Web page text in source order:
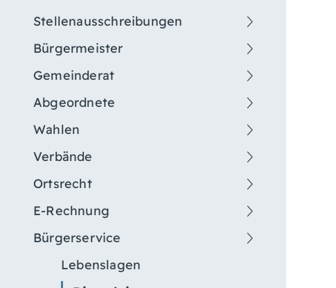
Stellenausschreibungen
Bürgermeister
Gemeinderat
Abgeordnete
Wahlen
Verbände
Ortsrecht
E-Rechnung
Bürgerservice
Lebenslagen